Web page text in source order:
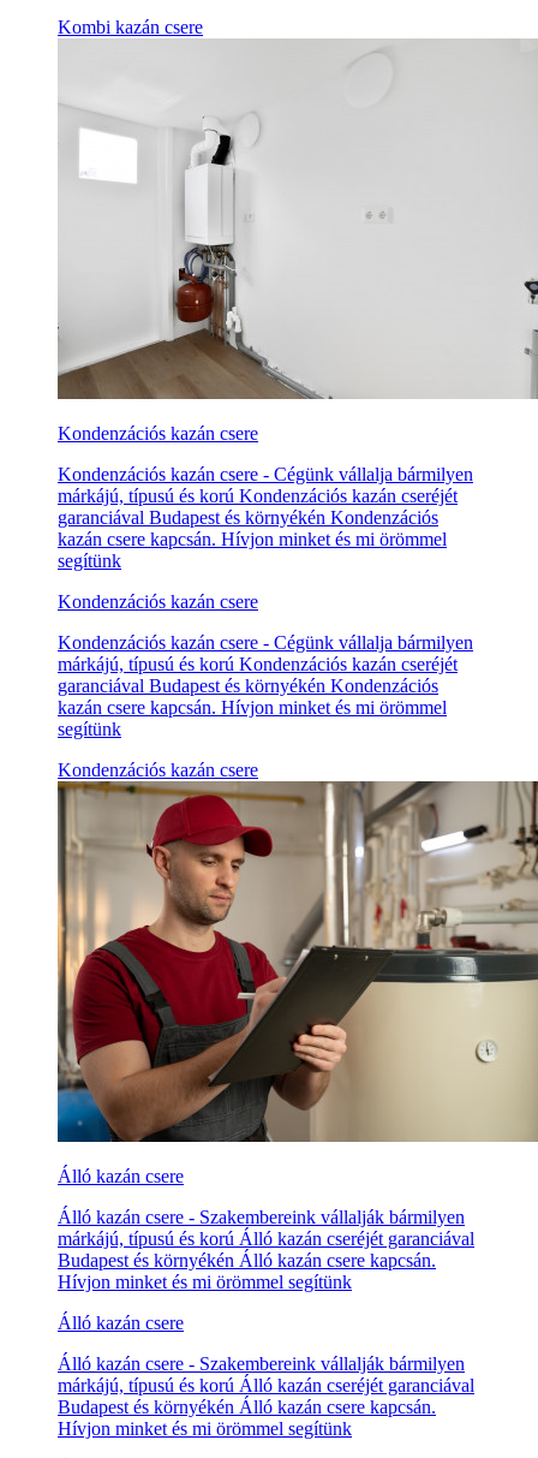
Kombi kazán csere
Kondenzációs kazán csere
Kondenzációs kazán csere - Cégünk vállalja bármilyen
márkájú, típusú és korú Kondenzációs kazán cseréjét
garanciával Budapest és környékén Kondenzációs
kazán csere kapcsán. Hívjon minket és mi örömmel
segítünk
Kondenzációs kazán csere
Kondenzációs kazán csere - Cégünk vállalja bármilyen
márkájú, típusú és korú Kondenzációs kazán cseréjét
garanciával Budapest és környékén Kondenzációs
kazán csere kapcsán. Hívjon minket és mi örömmel
segítünk
Kondenzációs kazán csere
Álló kazán csere
Álló kazán csere - Szakembereink vállalják bármilyen
márkájú, típusú és korú Álló kazán cseréjét garanciával
Budapest és környékén Álló kazán csere kapcsán.
Hívjon minket és mi örömmel segítünk
Álló kazán csere
Álló kazán csere - Szakembereink vállalják bármilyen
márkájú, típusú és korú Álló kazán cseréjét garanciával
Budapest és környékén Álló kazán csere kapcsán.
Hívjon minket és mi örömmel segítünk